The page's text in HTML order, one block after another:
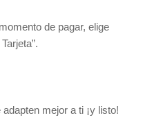
de pagar, elige
mejor a ti ¡y listo!